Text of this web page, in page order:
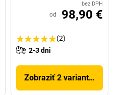
bez DPH
od 98,90 €
(2)
2-3 dni
Zobraziť 2 variantov